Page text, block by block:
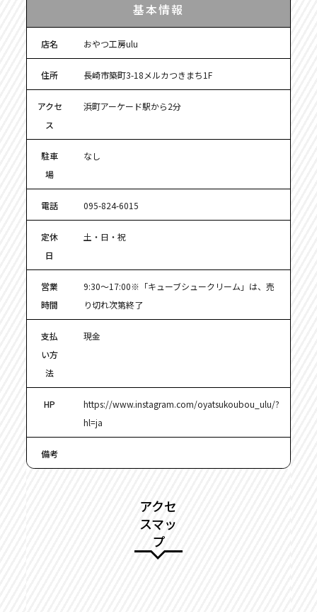
基本情報
店名 おやつ工房ulu
住所 長崎市築町3-18メルカつきまち1F
アクセ
ス
浜町アーケード駅から2分
駐車
場
なし
電話 095-824-6015
定休
日
土・日・祝
営業
時間
9:30～17:00※「キューブシュークリーム」は、売
り切れ次第終了
支払
い方
法
現金
HP
https://www.instagram.com/oyatsukoubou_ulu/?
hl=ja
備考
アクセ
スマッ
プ